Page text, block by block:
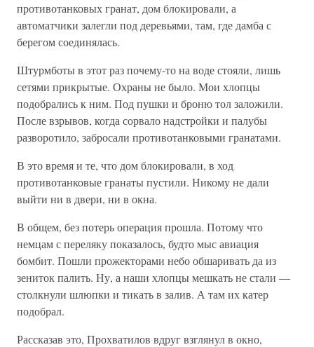
противотанковых гранат, дом блокировали, а
автоматчики залегли под деревьями, там, где дамба с
берегом соединялась.
Штурмботы в этот раз почему-то на воде стояли, лишь
сетями прикрытые. Охраны не было. Мои хлопцы
подобрались к ним. Под пушки и броню тол заложили.
После взрывов, когда сорвало надстройки и палубы
разворотило, забросали противотанковыми гранатами.
В это время и те, что дом блокировали, в ход
противотанковые гранаты пустили. Никому не дали
выйти ни в двери, ни в окна.
В общем, без потерь операция прошла. Потому что
немцам с переляку показалось, будто мыс авиация
бомбит. Пошли прожекторами небо обшаривать да из
зениток палить. Ну, а наши хлопцы мешкать не стали —
столкнули шлюпки и тикать в залив. А там их катер
подобрал.
Рассказав это, Прохватилов вдруг взглянул в окно,